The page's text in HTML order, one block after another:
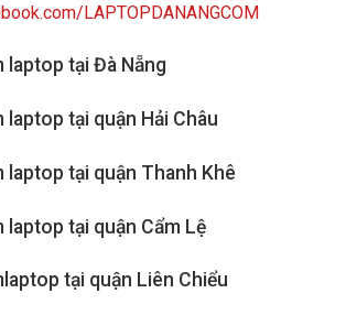
LAPTOPDANANGCOM
laptop tại Đà Nẵng
laptop tại quận Hải Châu
laptop tại quận Thanh Khê
laptop tại quận Cẩm Lệ
tại quận Liên Chiểu